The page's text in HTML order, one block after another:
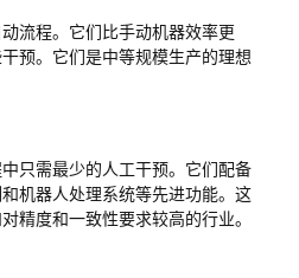
流程。它们比手动机器效率更
预。它们是中等规模生产的理想
只需最少的人工干预。它们配备
机器人处理系统等先进功能。这
精度和一致性要求较高的行业。